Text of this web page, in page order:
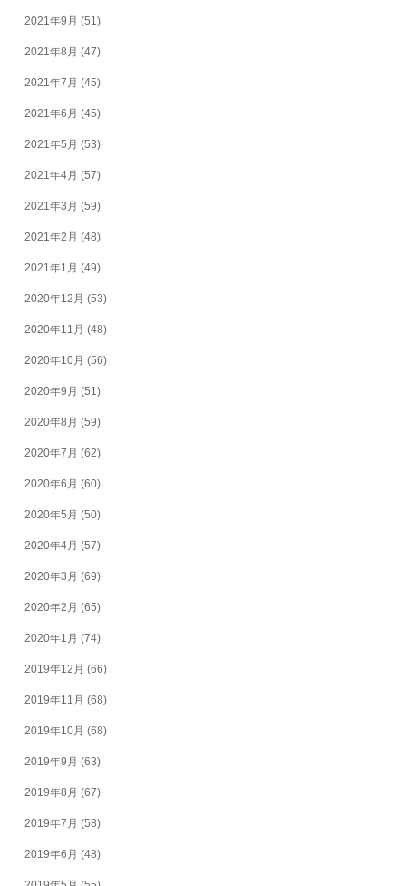
2021年9月 (51)
2021年8月 (47)
2021年7月 (45)
2021年6月 (45)
2021年5月 (53)
2021年4月 (57)
2021年3月 (59)
2021年2月 (48)
2021年1月 (49)
2020年12月 (53)
2020年11月 (48)
2020年10月 (56)
2020年9月 (51)
2020年8月 (59)
2020年7月 (62)
2020年6月 (60)
2020年5月 (50)
2020年4月 (57)
2020年3月 (69)
2020年2月 (65)
2020年1月 (74)
2019年12月 (66)
2019年11月 (68)
2019年10月 (68)
2019年9月 (63)
2019年8月 (67)
2019年7月 (58)
2019年6月 (48)